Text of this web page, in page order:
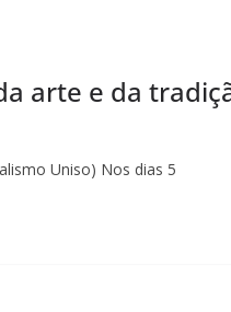
arte e da
Uniso) Nos dias 5